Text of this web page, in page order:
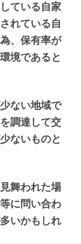
ている自家
れている自
、保有率が
境であると
ない地域で
調達して交
ないものと
舞われた場
に問い合わ
いかもしれ